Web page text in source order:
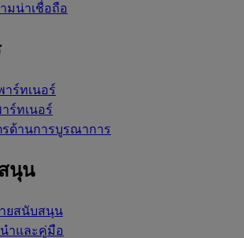
มน่าเชื่อถือ
าร์ทเนอร์
ร์ทเนอร์
ด้านการบูรณาการ
นุน
ยสนับสนุน
ำและคู่มือ